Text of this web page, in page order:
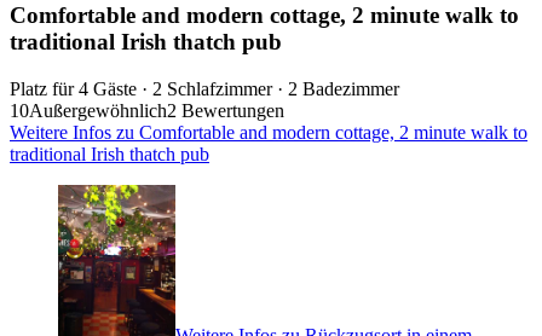
Comfortable and modern cottage, 2 minute walk to
traditional Irish thatch pub
Platz für 4 Gäste · 2 Schlafzimmer · 2 Badezimmer
10Außergewöhnlich2 Bewertungen
Weitere Infos zu Comfortable and modern cottage, 2 minute walk to
traditional Irish thatch pub